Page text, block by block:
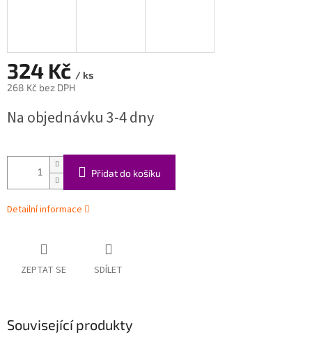
324 Kč / ks
268 Kč bez DPH
cena:
Na objednávku 3-4 dny
Přidat do košíku
Detailní informace
ZEPTAT SE SDÍLET
Související produkty